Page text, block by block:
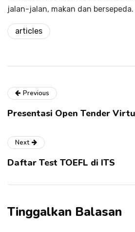
jalan-jalan, makan dan bersepeda.
articles
Previous
Presentasi Open Tender
Next
Daftar Test TOEFL di ITS
Tinggalkan Balasan